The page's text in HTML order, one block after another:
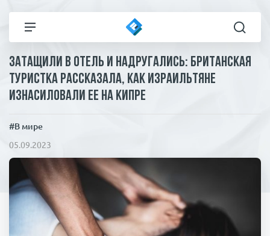
Все новости
Политика
Экономика
Общество
Технологии
Статьи
Затащили в отель и надругались: британская
туристка рассказала, как израильтяне
изнасиловали ее на Кипре
#В мире
05.09.2023